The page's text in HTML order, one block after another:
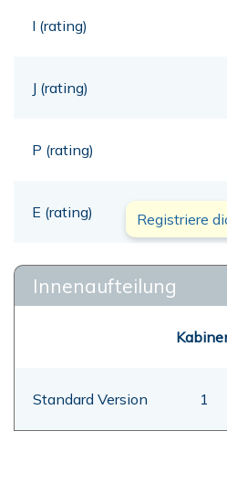
I (rating)
J (rating)
P (rating)
E (rating) Registriere
Innenaufteilung
Standard Version 1